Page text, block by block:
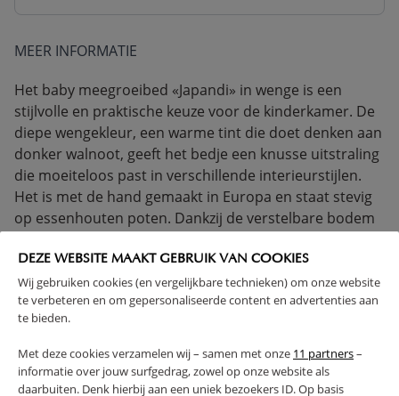
DEZE WEBSITE MAAKT GEBRUIK VAN COOKIES
Wij gebruiken cookies (en vergelijkbare technieken) om onze website
te verbeteren en om gepersonaliseerde content en advertenties aan
te bieden.
Met deze cookies verzamelen wij – samen met onze 11 partners–
informatie over jouw surfgedrag, zowel op onze website als
daarbuiten. Denk hierbij aan een uniek bezoekers ID. Op basis
MEER INFORMATIE
Het baby meegroeibed «Japandi» in wenge is een
stijlvolle en praktische keuze voor de kinderkamer. De
diepe wengekleur, een warme tint die doet denken aan
donker walnoot, geeft het bedje een knusse uitstraling
die moeiteloos past in verschillende interieurstijlen.
Het is met de hand gemaakt in Europa en staat stevig
op essenhouten poten. Dankzij de verstelbare bodem
alleen mooi om te zien maar ook fijn in gebruik. Het
meegroeiledikant biedt een vertrouwde plek vanaf de
geboorte tot ongeveer vier jaar.
verkrijgbaar als eencomplete babykamerset,
waardoor je in één keer alles hebt én geniet van extra